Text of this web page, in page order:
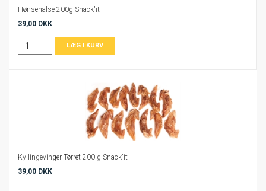
Hønsehalse 200g Snack'it
39,00 DKK
Kyllingevinger Tørret 200 g Snack'it
39,00 DKK